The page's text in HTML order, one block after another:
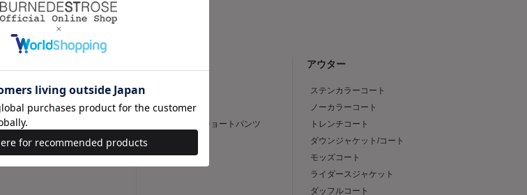
CATEGORY
レア
イト
形
ニムスカート
の他
ワイド
キュロット / ショートパンツ
その他
アウター
ステンカラーコート
ノーカラーコート
トレンチコート
ダウンジャケット/コート
モッズコート
ライダースジャケット
ダッフルコート